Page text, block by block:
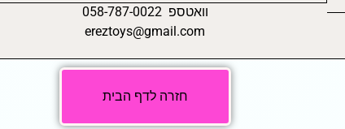
וואטספ 058-787-0022
ereztoys@gmail.com
חזרה לדף הבית